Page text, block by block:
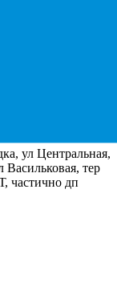
ул Центральная,
тер
частично дп